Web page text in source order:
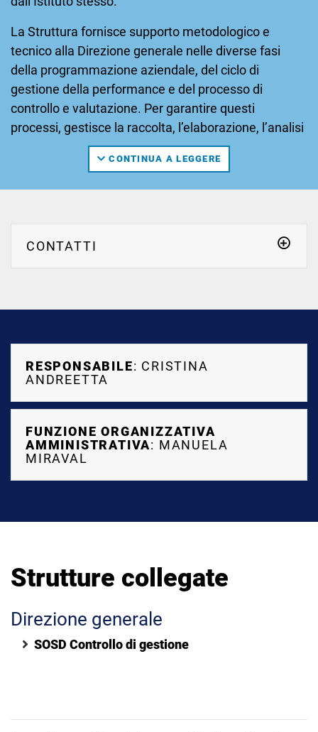
La Struttura fornisce supporto metodologico e
tecnico alla Direzione generale nelle diverse fasi
della programmazione aziendale, del ciclo di
gestione della performance e del processo di
controllo e valutazione. Per garantire questi
processi, gestisce la raccolta, l’elaborazione, l’analisi
dei dati prodotti dai flussi informativi aziendali,
predisponendo una reportistica atta alla
responsabili delle singole strutture.
La Struttura è inoltre a supporto dell’
CONTINUA A LEGGERE
CONTATTI
RESPONSABILE: CRISTINA
ANDREETTA
FUNZIONE ORGANIZZATIVA
AMMINISTRATIVA: MANUELA
MIRAVAL
Strutture collegate
Direzione generale
SOSD Controllo di gestione